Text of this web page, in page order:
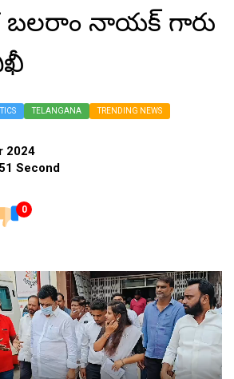
బలరాం నాయక్ గారు
TELANGANA TRENDING NEWS
2024
51 Second
0